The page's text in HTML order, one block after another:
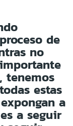
de
no
tenemos
estas
a
a seguir